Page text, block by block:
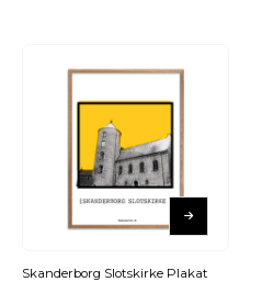
Skanderborg Slotskirke Plakat